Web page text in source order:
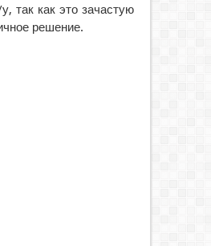
так как это зачастую
решение.